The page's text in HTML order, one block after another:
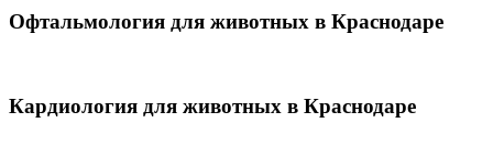
Офтальмология для животных в Краснодаре
Кардиология для животных в Краснодаре